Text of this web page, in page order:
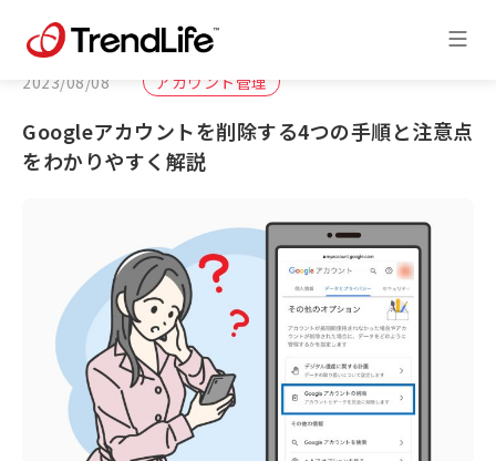
2023/08/08 アカウント管理
Googleアカウントを削除する4つの手順と注意点
をわかりやすく解説